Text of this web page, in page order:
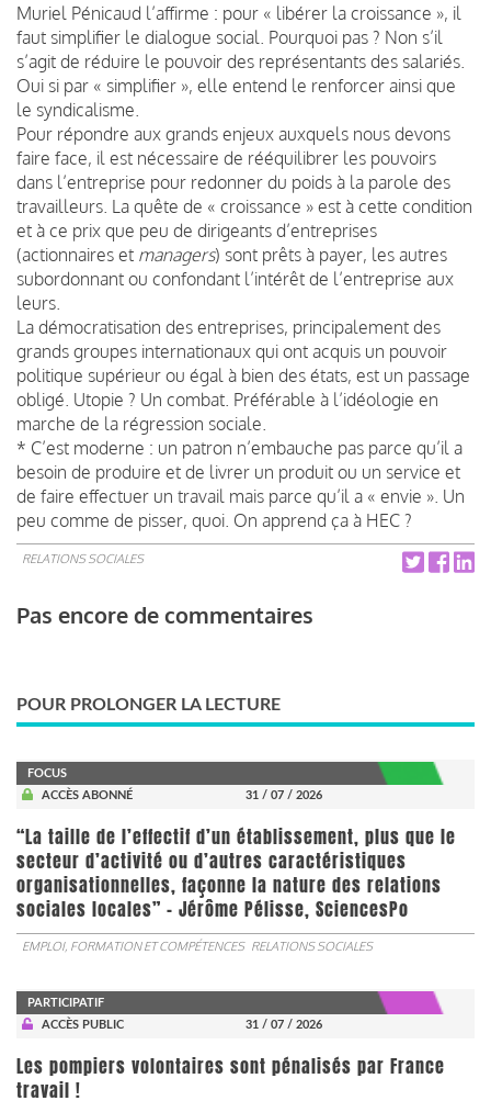
Muriel Pénicaud l’affirme : pour « libérer la croissance », il
faut simplifier le dialogue social. Pourquoi pas ? Non s’il
s’agit de réduire le pouvoir des représentants des salariés.
Oui si par « simplifier », elle entend le renforcer ainsi que
le syndicalisme.
Pour répondre aux grands enjeux auxquels nous devons
faire face, il est nécessaire de rééquilibrer les pouvoirs
dans l’entreprise pour redonner du poids à la parole des
travailleurs. La quête de « croissance » est à cette condition
et à ce prix que peu de dirigeants d’entreprises
(actionnaires et managers) sont prêts à payer, les autres
subordonnant ou confondant l’intérêt de l’entreprise aux
leurs.
La démocratisation des entreprises, principalement des
grands groupes internationaux qui ont acquis un pouvoir
politique supérieur ou égal à bien des états, est un passage
obligé. Utopie ? Un combat. Préférable à l’idéologie en
marche de la régression sociale.
* C’est moderne : un patron n’embauche pas parce qu’il a
besoin de produire et de livrer un produit ou un service et
de faire effectuer un travail mais parce qu’il a « envie ». Un
peu comme de pisser, quoi. On apprend ça à HEC ?
RELATIONS SOCIALES
Pas encore de commentaires
POUR PROLONGER LA LECTURE
FOCUS
ACCÈS ABONNÉ
31 / 07 / 2026
“La taille de l’effectif d’un établissement, plus que le
secteur d’activité ou d’autres caractéristiques
organisationnelles, façonne la nature des relations
sociales locales” - Jérôme Pélisse, SciencesPo
EMPLOI, FORMATION ET COMPÉTENCES RELATIONS SOCIALES
PARTICIPATIF
ACCÈS PUBLIC
31 / 07 / 2026
Les pompiers volontaires sont pénalisés par France
travail !